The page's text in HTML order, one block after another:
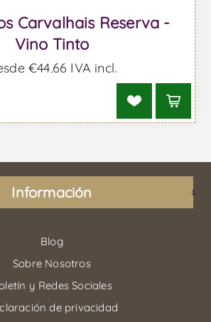
Carvalhais Reserva -
Vino Tinto
€44,66 IVA incl.
Información
Blog
Sobre Nosotros
y Redes Sociales
de privacidad